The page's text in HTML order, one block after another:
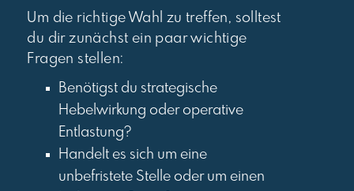
Um die richtige Wahl zu treffen, solltest
du dir zunächst ein paar wichtige
Fragen stellen:
Benötigst du strategische
Hebelwirkung oder operative
Entlastung?
Handelt es sich um eine
unbefristete Stelle oder um einen